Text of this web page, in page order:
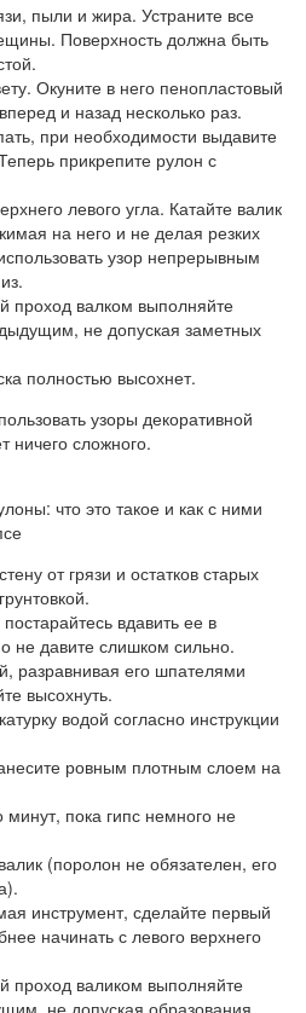
пыли и жира. Устраните все
Поверхность должна быть
Окуните в него пенопластовый
и назад несколько раз.
при необходимости выдавите
прикрепите рулон с
левого угла. Катайте валик
на него и не делая резких
узор непрерывным
проход валком выполняйте
не допуская заметных
полностью высохнет.
узоры декоративной
ничего сложного.
от грязи и остатков старых
вдавить ее в
не давите слишком сильно.
разравнивая его шпателями
высохнуть.
водой согласно инструкции
ровным плотным слоем на
минут, пока гипс немного не
(поролон не обязателен, его
инструмент, сделайте первый
начинать с левого верхнего
проход валиком выполняйте
не допуская образования